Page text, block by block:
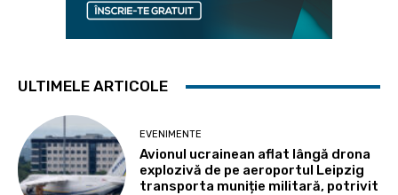
ULTIMELE ARTICOLE
EVENIMENTE
Avionul ucrainean aflat lângă drona
explozivă de pe aeroportul Leipzig
transporta muniție militară, potrivit